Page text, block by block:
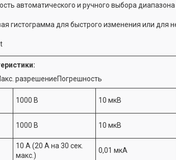
автоматического и ручного выбора
гистограмма для быстрого изменения или для
разрешениеПогрешность
1000 В 10 мкВ
1000 В 10 мкВ
10 А (20 А на 30 сек.
макс.)
0,01 мкА